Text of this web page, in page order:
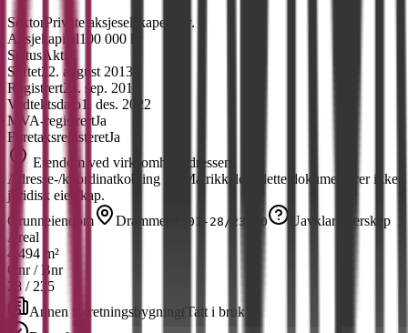
Sektor Private aksjeselskaper mv.
Aksjekapital100 000 kr
StatusAktiv
Stiftet22. august 2013
Registrert23. sep. 2013
Vedtektsdato1. des. 2022
MVA-registrertJa
ForetaksregisteretJa
Eiendom ved virksomhetsadressen
Adresse-/koordinatkobling fra Matrikkelen; dette dokumenterer ikke
juridisk eierskap.
Grunneiendom
Drammen 3301-28/235-0
Uavklart eierskap
Areal
4 494 m²
Gnr / Bnr
28 /235
Annen forretningsbygning( Tatt i bruk